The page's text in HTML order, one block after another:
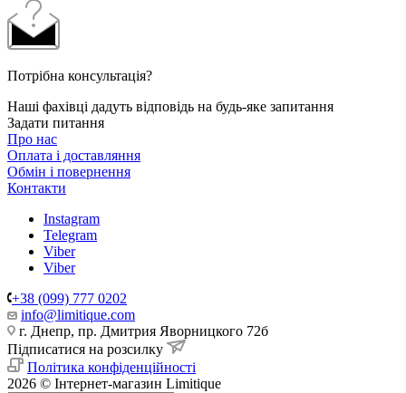
Потрібна консультація?
Наші фахівці дадуть відповідь на будь-яке запитання
Задати питання
Про нас
Оплата і доставляння
Обмін і повернення
Контакти
Instagram
Telegram
Viber
Viber
+38 (099) 777 0202
info@limitique.com
г. Днепр, пр. Дмитрия Яворницкого 72б
Підписатися на розсилку
Політика конфіденційності
2026 © Інтернет-магазин Limitique